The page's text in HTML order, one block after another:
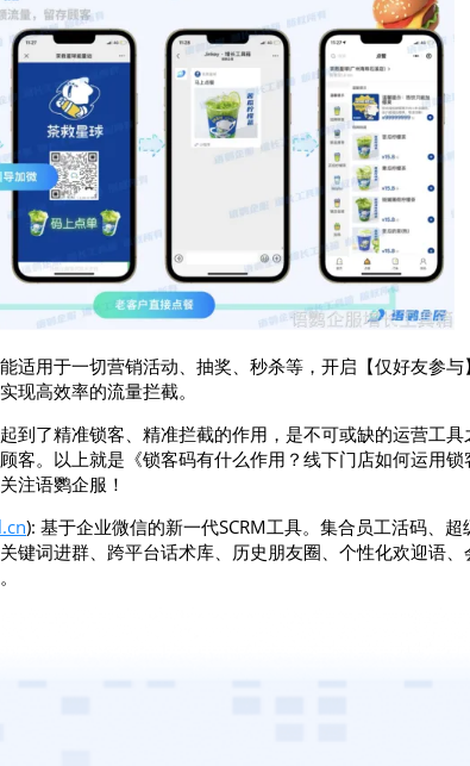
适用于一切营销活动、抽奖、秒杀等，开启【仅好友参
现高效率的流量拦截。
到了精准锁客、精准拦截的作用，是不可或缺的运营工
客。以上就是《锁客码有什么作用？线下门店如何运用
注语鹦企服！
): 基于企业微信的新一代SCRM工具。集合员工活码、
键词进群、跨平台话术库、历史朋友圈、个性化欢迎语